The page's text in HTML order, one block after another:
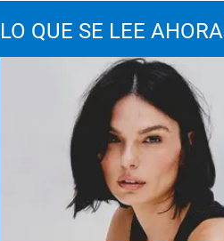
LO QUE SE LEE AHORA